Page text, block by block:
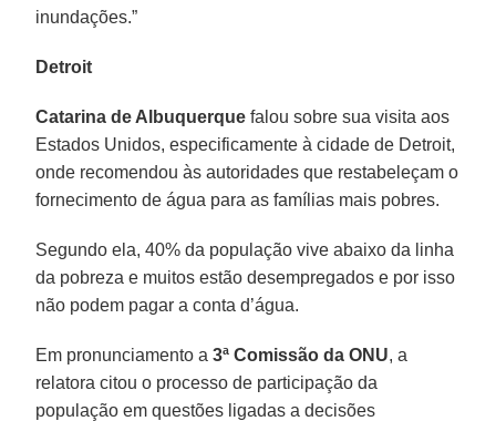
inundações.”
Detroit
Catarina de Albuquerque falou sobre sua visita aos
Estados Unidos, especificamente à cidade de Detroit,
onde recomendou às autoridades que restabeleçam o
fornecimento de água para as famílias mais pobres.
Segundo ela, 40% da população vive abaixo da linha
da pobreza e muitos estão desempregados e por isso
não podem pagar a conta d’água.
Em pronunciamento a3ª Comissão da ONU, a
relatora citou o processo de participação da
população em questões ligadas a decisões